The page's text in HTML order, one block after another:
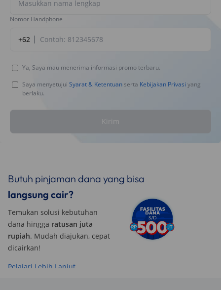
Nomor Handphone
+62
Ya, Saya mau menerima informasi promo terbaru.
Saya menyetujui Syarat & Ketentuan serta Kebijakan Privasi yang
berlaku.
Kirim
Butuh pinjaman dana yang bisa
langsung cair?
Temukan solusi kebutuhan
dana hingga ratusan juta
rupiah. Mudah diajukan, cepat
dicairkan!
Pelajari Lebih Lanjut